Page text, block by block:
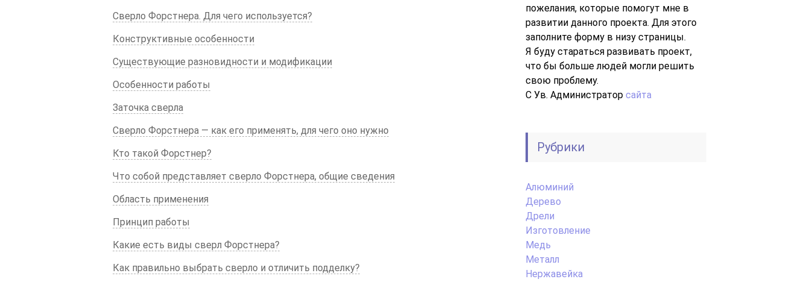
Сверло Форстнера. Для чего используется?
Конструктивные особенности
Существующие разновидности и модификации
Особенности работы
Заточка сверла
Сверло Форстнера — как его применять, для чего оно нужно
Кто такой Форстнер?
Что собой представляет сверло Форстнера, общие сведения
Область применения
Принцип работы
Какие есть виды сверл Форстнера?
Как правильно выбрать сверло и отличить подделку?
пожелания, которые помогут мне в
развитии данного проекта. Для этого
заполните форму в низу страницы.
Я буду стараться развивать проект,
что бы больше людей могли решить
свою проблему.
С Ув. Администратор сайта
Рубрики
Алюминий
Дерево
Дрели
Изготовление
Медь
Металл
Нержавейка